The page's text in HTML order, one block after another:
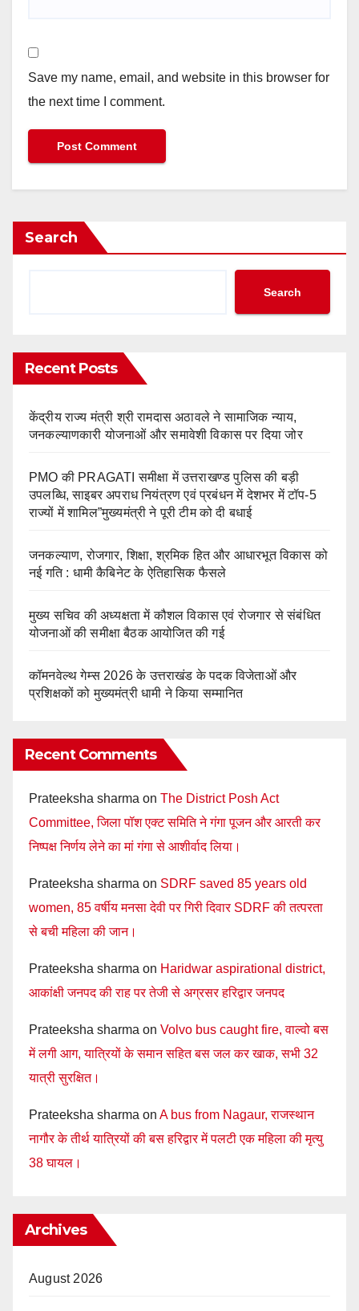
Save my name, email, and website in this browser for
the next time I comment.
Search
Search
Recent Posts
केंद्रीय राज्य मंत्री श्री रामदास अठावले ने सामाजिक न्याय,
जनकल्याणकारी योजनाओं और समावेशी विकास पर दिया जोर
PMO की PRAGATI समीक्षा में उत्तराखण्ड पुलिस की बड़ी
उपलब्धि, साइबर अपराध नियंत्रण एवं प्रबंधन में देशभर में टॉप-5
राज्यों में शामिल”मुख्यमंत्री ने पूरी टीम को दी बधाई
जनकल्याण, रोजगार, शिक्षा, श्रमिक हित और आधारभूत विकास को
नई गति : धामी कैबिनेट के ऐतिहासिक फैसले
मुख्य सचिव की अध्यक्षता में कौशल विकास एवं रोजगार से संबंधित
योजनाओं की समीक्षा बैठक आयोजित की गई
कॉमनवेल्थ गेम्स 2026 के उत्तराखंड के पदक विजेताओं और
प्रशिक्षकों को मुख्यमंत्री धामी ने किया सम्मानित
Recent Comments
Prateeksha sharma on The District Posh Act
Committee, जिला पॉश एक्ट समिति ने गंगा पूजन और आरती कर
निष्पक्ष निर्णय लेने का मां गंगा से आशीर्वाद लिया।
Prateeksha sharma on SDRF saved 85 years old
women, 85 वर्षीय मनसा देवी पर गिरी दिवार SDRF की तत्परता
से बची महिला की जान।
Prateeksha sharma on Haridwar aspirational district,
आकांक्षी जनपद की राह पर तेजी से अग्रसर हरिद्वार जनपद
Prateeksha sharma on Volvo bus caught fire, वाल्वो बस
में लगी आग, यात्रियों के समान सहित बस जल कर खाक, सभी 32
यात्री सुरक्षित।
Prateeksha sharma on A bus from Nagaur, राजस्थान
नागौर के तीर्थ यात्रियों की बस हरिद्वार में पलटी एक महिला की मृत्यु
38 घायल।
Archives
August 2026